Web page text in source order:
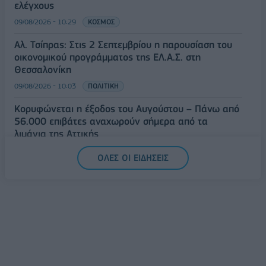
ελέγχους
09/08/2026 - 10:29 ΚΟΣΜΟΣ
Αλ. Τσίπρας: Στις 2 Σεπτεμβρίου η παρουσίαση του
οικονομικού προγράμματος της ΕΛ.Α.Σ. στη
Θεσσαλονίκη
09/08/2026 - 10:03 ΠΟΛΙΤΙΚΗ
Κορυφώνεται η έξοδος του Αυγούστου – Πάνω από
56.000 επιβάτες αναχωρούν σήμερα από τα
λιμάνια της Αττικής
ΕΛΛΑΔΑ
Δυτική Αττική: Η επόμενη ημέρα μετά τις πυρκαγιές
ΟΛΕΣ ΟΙ ΕΙΔΗΣΕΙΣ